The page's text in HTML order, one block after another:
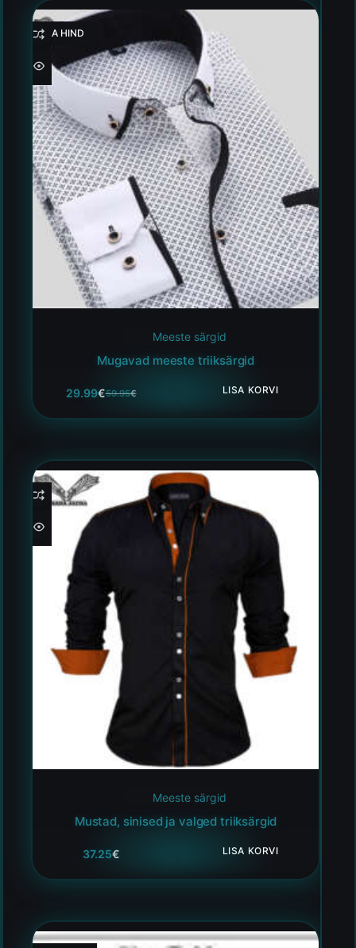
HEA HIND
Meeste särgid
Mugavad meeste triiksärgid
59.95€
29.99€ LISA KORVI
Meeste särgid
Mustad, sinised ja valged triiksärgid
37.25€ LISA KORVI